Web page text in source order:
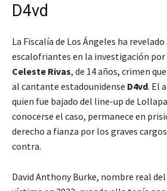
D4vd
La Fiscalía de Los Ángeles ha
escalofriantes en la investigación por
Celeste Rivas, de 14 años, crimen
al cantante estadounidense D4vd. El
quien fue bajado del line-up de
conocerse el caso, permanece en
derecho a fianza por los graves
contra.
David Anthony Burke, nombre real